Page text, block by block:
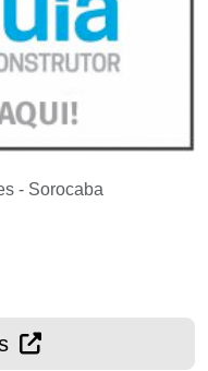
- Sorocaba